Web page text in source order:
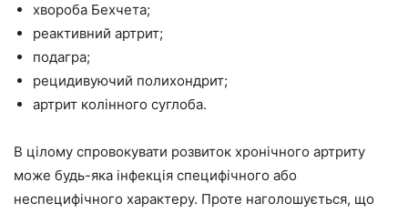
хвороба Бехчета;
реактивний артрит;
подагра;
рецидивуючий полихондрит;
артрит колінного суглоба.
В цілому спровокувати розвиток хронічного артриту
може будь-яка інфекція специфічного або
неспецифічного характеру. Проте наголошується, що